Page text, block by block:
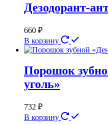
Дезодорант-
660 ₽
В корзину
Порошок
уголь»
732 ₽
В корзину